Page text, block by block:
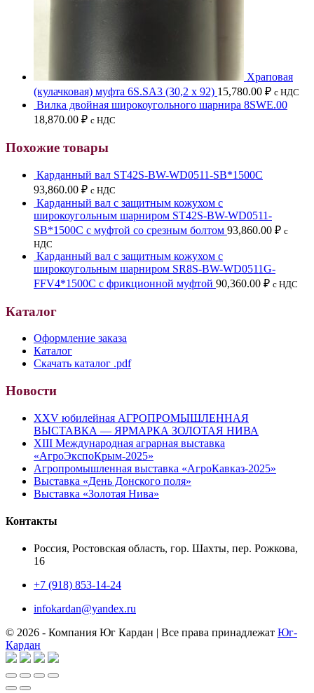
Храповая
(кулачковая) муфта 6S.SA3 (30,2 х 92) 15,780.00 ₽ с НДС
Вилка двойная широкоугольного шарнира 8SWЕ.00
18,870.00 ₽ с НДС
Похожие товары
Карданный вал ST42S-BW-WD0511-SB*1500C
93,860.00 ₽ с НДС
Карданный вал с защитным кожухом с
широкоугольным шарниром ST42S-BW-WD0511-
SB*1500C с муфтой со срезным болтом 93,860.00 ₽ с
НДС
Карданный вал с защитным кожухом с
широкоугольным шарниром SR8S-BW-WD0511G-
FFV4*1500C с фрикционной муфтой 90,360.00 ₽ с НДС
Каталог
Оформление заказа
Каталог
Скачать каталог .pdf
Новости
XXV юбилейная АГРОПРОМЫШЛЕННАЯ
ВЫСТАВКА — ЯРМАРКА ЗОЛОТАЯ НИВА
XIII Международная аграрная выставка
«АгроЭкспоКрым-2025»
Агропромышленная выставка «АгроКавказ-2025»
Выставка «День Донского поля»
Выставка «Золотая Нива»
Контакты
Россия, Ростовская область, гор. Шахты, пер. Рожкова,
16
+7 (918) 853-14-24
infokardan@yandex.ru
© 2026 - Компания Юг Кардан | Все права принадлежат Юг-
Кардан